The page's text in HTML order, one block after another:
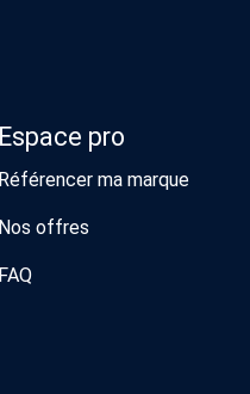
Espace pro
Référencer ma marque
Nos offres
FAQ